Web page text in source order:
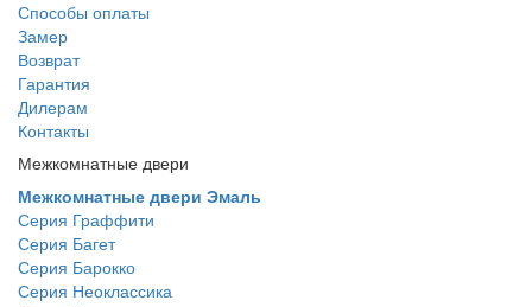
Способы оплаты
Замер
Возврат
Гарантия
Дилерам
Контакты
Межкомнатные двери
Межкомнатные двери Эмаль
Серия Граффити
Серия Багет
Серия Барокко
Серия Неоклассика